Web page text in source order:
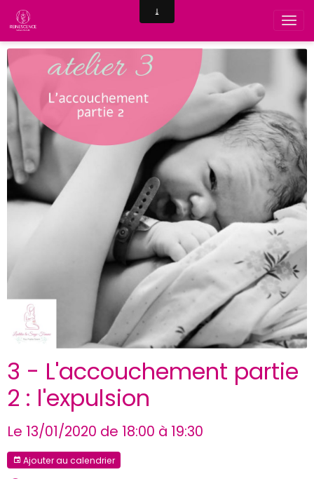
3 - L'accouchement partie
2 : l'expulsion
Le 13/01/2020 de 18:00 à 19:30
Ajouter au calendrier